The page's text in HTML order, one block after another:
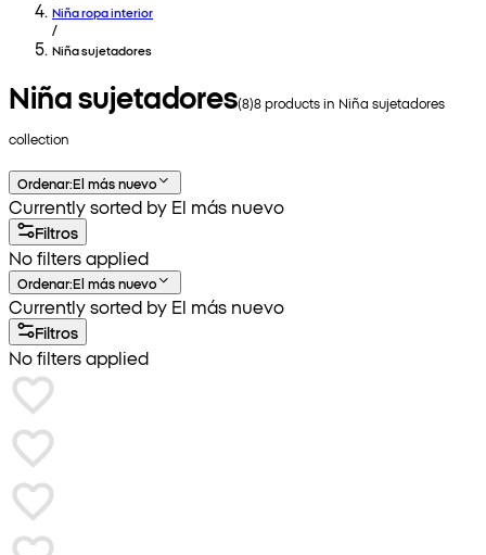
Niña ropa interior
/
Niña sujetadores
Niña sujetadores(8)8products in Niña sujetadores
collection
Ordenar:El más nuevo
Currently sorted by El más nuevo
Filtros
No filters applied
Ordenar:El más nuevo
Currently sorted by El más nuevo
Filtros
No filters applied